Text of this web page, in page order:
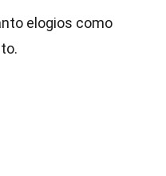
elogios como